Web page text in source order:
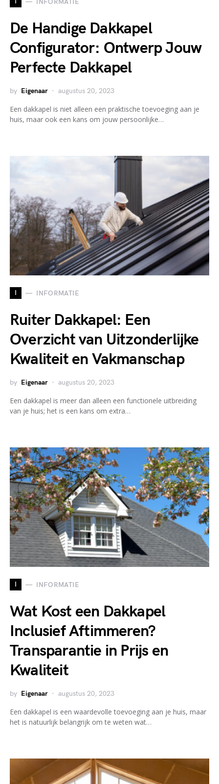
De Handige Dakkapel
Configurator: Ontwerp Jouw
Perfecte Dakkapel
by Eigenaar augustus 20, 2023
Een dakkapel is niet alleen een praktische toevoeging aan je
huis, maar ook een kans om jouw persoonlijke…
I INFORMATIE
Ruiter Dakkapel: Een
Overzicht van Uitzonderlijke
Kwaliteit en Vakmanschap
by Eigenaar augustus 20, 2023
Een dakkapel is meer dan alleen een functionele uitbreiding
van je huis; het is een kans om extra…
I INFORMATIE
Wat Kost een Dakkapel
Inclusief Aftimmeren?
Transparantie in Prijs en
Kwaliteit
by Eigenaar augustus 20, 2023
Een dakkapel is een waardevolle toevoeging aan je huis, maar
het is natuurlijk belangrijk om te weten wat…